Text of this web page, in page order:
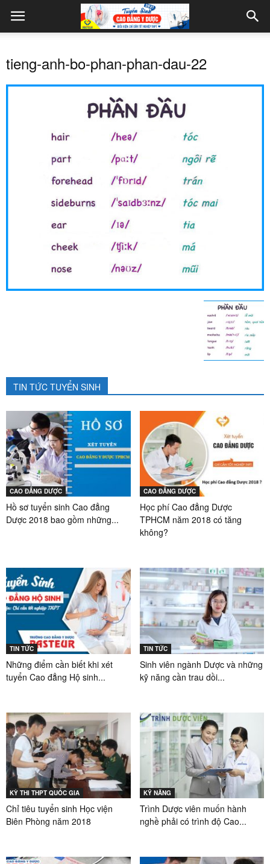
tieng-anh-bo-phan-phan-dau-22
TIN TỨC TUYỂN SINH
CAO ĐẲNG DƯỢC
Hồ sơ tuyển sinh Cao đẳng
Dược 2018 bao gồm những...
CAO ĐẲNG DƯỢC
Học phí Cao đẳng Dược
TPHCM năm 2018 có tăng
không?
TIN TỨC
Những điểm cần biết khi xét
tuyển Cao đẳng Hộ sinh...
TIN TỨC
Sinh viên ngành Dược và những
kỹ năng cần trau dồi...
KỲ THI THPT QUỐC GIA
Chỉ tiêu tuyển sinh Học viện
Biên Phòng năm 2018
KỸ NĂNG
Trình Dược viên muốn hành
nghề phải có trình độ Cao...